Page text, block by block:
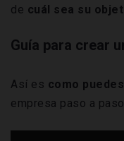
de cuál sea su
Guía para crear
Así es como
empresa paso a